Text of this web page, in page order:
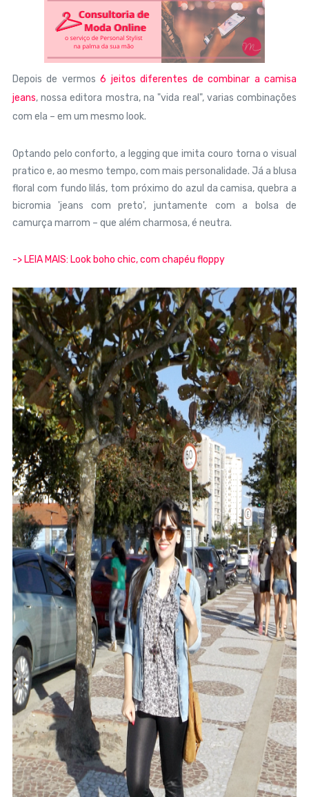
Depois de vermos6 jeitos diferentes de combinar a camisa
jeans, nossa editora mostra, na "vida real", varias combinações
com ela – em um mesmo look.
Optando pelo conforto, a legging que imita couro torna o visual
pratico e, ao mesmo tempo, com mais personalidade. Já a blusa
floral com fundo lilás, tom próximo do azul da camisa, quebra a
bicromia 'jeans com preto', juntamente com a bolsa de
camurça marrom – que além charmosa, é neutra.
-> LEIA MAIS: Look boho chic, com chapéu floppy